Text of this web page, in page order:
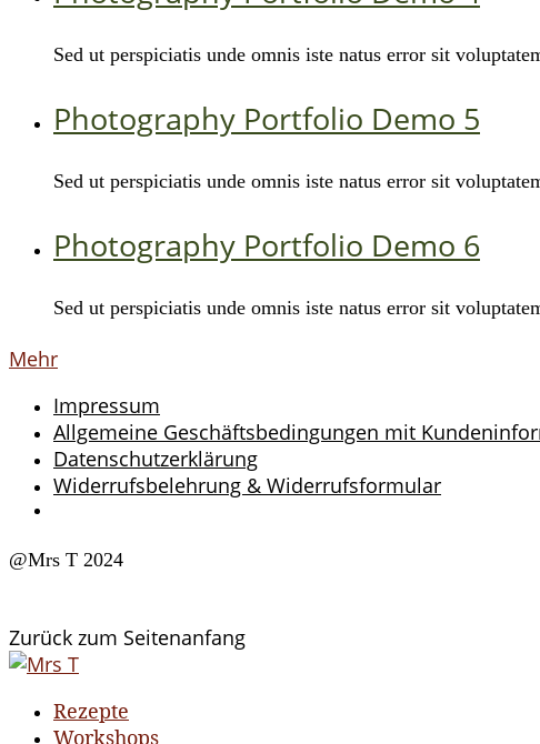
Sed ut perspiciatis unde omnis iste natus error sit
Photography Portfolio Demo 5
Sed ut perspiciatis unde omnis iste natus error sit
Photography Portfolio Demo 6
Sed ut perspiciatis unde omnis iste natus error sit
Mehr
Impressum
Allgemeine Geschäftsbedingungen mit
Datenschutzerklärung
Widerrufsbelehrung & Widerrufsformular
@Mrs T 2024
Zurück zum Seitenanfang
Rezepte
Workshops